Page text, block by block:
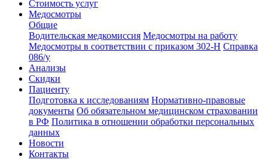
Стоимость услуг
Медосмотры
Общие
Водительская медкомиссия Медосмотры на работу
Медосмотры в соответствии с приказом 302-Н Справка
086/у
Анализы
Скидки
Пациенту
Подготовка к исследованиям Нормативно-правовые
документы Об обязательном медицинском страховании
в РФ Политика в отношении обработки персональных
данных
Новости
Контакты